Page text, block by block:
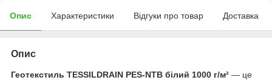
Опис Характеристики Відгуки про товар Доставка
Опис
Геотекстиль TESSILDRAIN PES-NTB білий 1000 г/м² — це